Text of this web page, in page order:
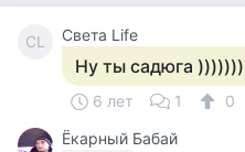
СL Света Life
Ну ты садюга
6 лет 1
0
Ёкарный Бабай